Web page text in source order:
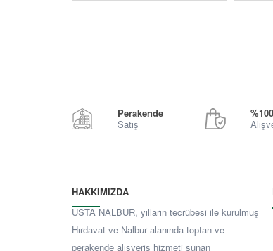
Perakende
Satış
HAKKIMIZDA
USTA NALBUR, yılların tecrübesi ile kurulmuş
Hırdavat ve Nalbur alanında toptan ve
perakende alışveriş hizmeti sunan